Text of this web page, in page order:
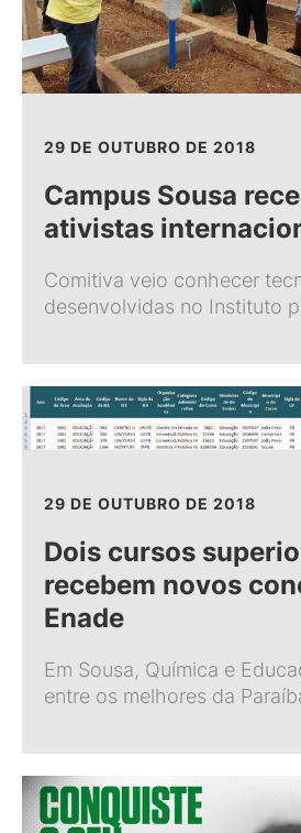
29 DE OUTUBRO DE 2018
Campus Sousa
ativistas
Comitiva veio conhecer
desenvolvidas no Instituto
29 DE OUTUBRO DE 2018
Dois cursos
recebem novos
Enade
Em Sousa, Química e
entre os melhores da